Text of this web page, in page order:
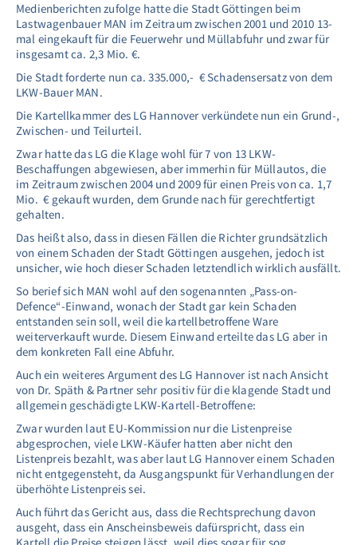
Medienberichten zufolge hatte die Stadt Göttingen beim
Lastwagenbauer MAN im Zeitraum zwischen 2001 und 2010 13-
mal eingekauft für die Feuerwehr und Müllabfuhr und zwar für
insgesamt ca. 2,3 Mio. €.
Die Stadt forderte nun ca. 335.000,- € Schadensersatz von dem
LKW-Bauer MAN.
Die Kartellkammer des LG Hannover verkündete nun ein Grund-,
Zwischen- und Teilurteil.
Zwar hatte das LG die Klage wohl für 7 von 13 LKW-
Beschaffungen abgewiesen, aber immerhin für Müllautos, die
im Zeitraum zwischen 2004 und 2009 für einen Preis von ca. 1,7
Mio. € gekauft wurden, dem Grunde nach für gerechtfertigt
gehalten.
Das heißt also, dass in diesen Fällen die Richter grundsätzlich
von einem Schaden der Stadt Göttingen ausgehen, jedoch ist
unsicher, wie hoch dieser Schaden letztendlich wirklich ausfällt.
So berief sich MAN wohl auf den sogenannten „Pass-on-
Defence“-Einwand, wonach der Stadt gar kein Schaden
entstanden sein soll, weil die kartellbetroffene Ware
weiterverkauft wurde. Diesem Einwand erteilte das LG aber in
dem konkreten Fall eine Abfuhr.
Auch ein weiteres Argument des LG Hannover ist nach Ansicht
von Dr. Späth & Partner sehr positiv für die klagende Stadt und
allgemein geschädigte LKW-Kartell-Betroffene:
Zwar wurden laut EU-Kommission nur die Listenpreise
abgesprochen, viele LKW-Käufer hatten aber nicht den
Listenpreis bezahlt, was aber laut LG Hannover einem Schaden
nicht entgegensteht, da Ausgangspunkt für Verhandlungen der
überhöhte Listenpreis sei.
Auch führt das Gericht aus, dass die Rechtsprechung davon
ausgeht, dass ein Anscheinsbeweis dafürspricht, dass ein